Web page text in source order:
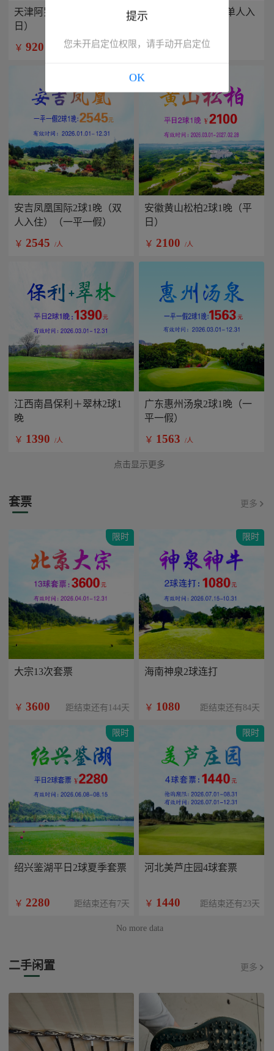
天津阿罗马2球1晚（平
日）
￥ 920
兴隆康乐园2球1晚(单人入
￥799 /人
安吉凤凰国际2球1晚（双
人入住）（一平一假）
￥ 2545 /人
安徽黄山松柏2球1晚（平
日）
￥ 2100 /人
江西南昌保利＋翠林2球1
晚
￥ 1390 /人
广东惠州汤泉2球1晚（一
平一假）
￥ 1563 /人
点击显示更多
套票 更多
限时
大宗13次套票
￥ 3600 距结束还有144天
限时
海南神泉2球连打
￥ 1080 距结束还有84天
限时
绍兴鉴湖平日2球夏季套票
￥ 2280 距结束还有7天
限时
河北美芦庄园4球套票
￥ 1440 距结束还有23天
No more data
二手闲置 更多
提示
您未开启定位权限，请手动开启定位
OK